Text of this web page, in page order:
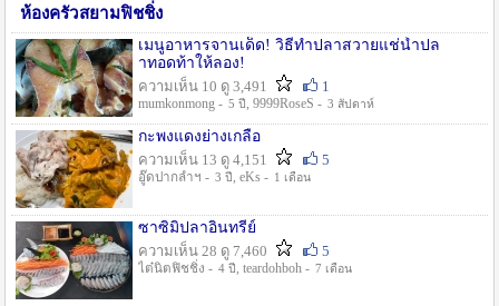
ห้องครัวสยามฟิชชิ่ง
เมนูอาหารจานเด็ด! วิธีทำปลาสวายแช่น้ำปล
าทอดท้าให้ลอง!
ความเห็น 10 ดู 3,491
1
mumkonmong - 5 ปี , 9999RoseS - 3 สัปดาห์
กะพงแดงย่างเกลือ
ความเห็น 13 ดู 4,151
5
อู๊ดปากลำฯ - 3 ปี , eKs - 1 เดือน
ซาซิมิปลาอินทรีย์
ความเห็น 28 ดู 7,460
5
ไต๋นิตฟิชชิ่ง - 4 ปี , teardohboh - 7 เดือน